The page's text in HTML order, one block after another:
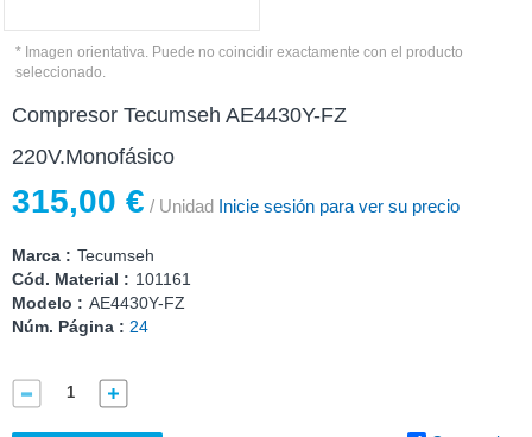
* Imagen orientativa. Puede no coincidir exactamente con el producto
seleccionado.
Compresor Tecumseh AE4430Y-FZ
220V.Monofásico
315,00 € / Unidad Inicie sesión para ver su precio
Marca : Tecumseh
Cód. Material : 101161
Modelo : AE4430Y-FZ
Núm. Página : 24